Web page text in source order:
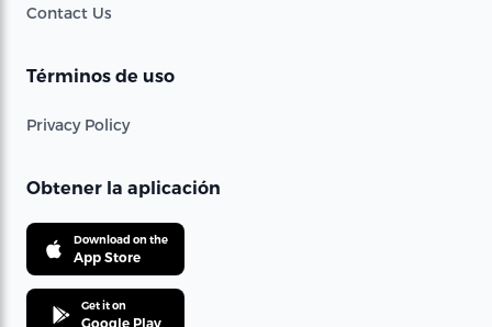
Contact Us
Términos de uso
Privacy Policy
Obtener la aplicación
Download on the
App Store
Get it on
Google Play